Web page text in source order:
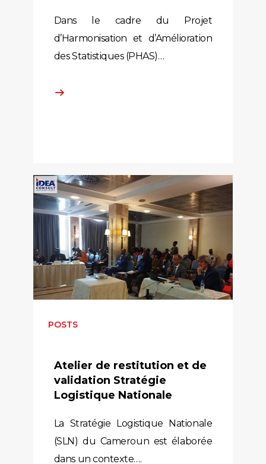
Dans le cadre du Projet
d’Harmonisation et d’Amélioration
des Statistiques (PHAS)…
POSTS
Atelier de restitution et de
validation Stratégie
Logistique Nationale
La Stratégie Logistique Nationale
(SLN) du Cameroun est élaborée
dans un contexte….